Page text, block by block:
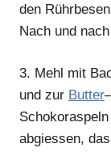
den
Nach und
3. Mehl mit
und zur Butter–
abgiessen,